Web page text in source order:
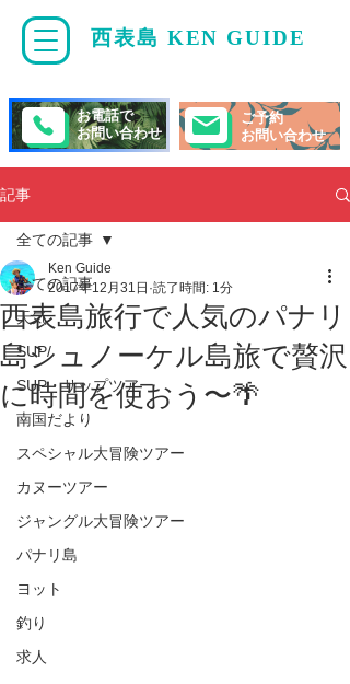
西表島 KEN GUIDE
ご予約
お問い合わせ
お電話で
お問い合わせ
記事
全ての記事
天気
SUP/
SUP・サップツアー
南国だより
スペシャル大冒険ツアー
カヌーツアー
ジャングル大冒険ツアー
パナリ島
ヨット
釣り
求人
全ての記事
西表島旅行で人気のパナリ
島シュノーケル島旅で贅沢
に時間を使おう〜🌴
Ken Guide
2017年12月31日 読了時間: 1分